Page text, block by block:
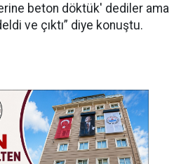
beton döktük' dediler ama
ve çıktı” diye konuştu.